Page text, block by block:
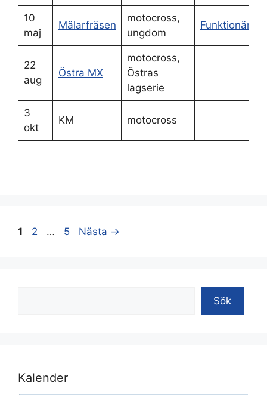
10
maj
Mälarfräsen
motocross,
ungdom
22
aug
Östra MX
motocross,
Östras
lagserie
3
okt
KM motocross
Sida
1 Sida
2 … Sida
5 Nästa →
Sök
Kalender